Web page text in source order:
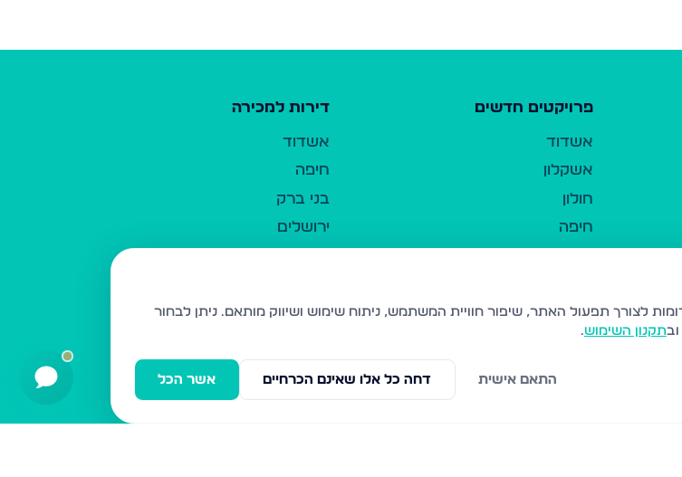
פרויקטים חדשים
אשדוד
אשקלון
חולון
חיפה
נהריה
עמנואל
דירות למכירה
אשדוד
חיפה
בני ברק
ירושלים
בית שמש
ביתר עילית
ניתן לבחור
ובתקנון השימוש.
אשר הכל דחה כל אלו שאינם הכרחיים התאם אישית